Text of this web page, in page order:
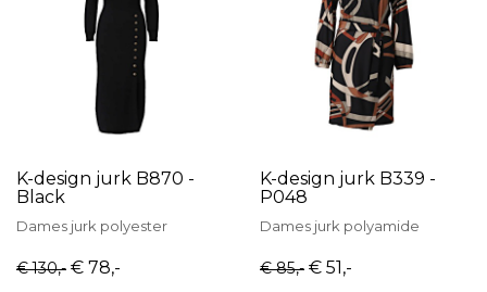
K-design jurk B870 -
Black
Dames jurk polyester
€ 130,- € 78,-
K-design jurk B339 -
P048
Dames jurk polyamide
€ 85,- € 51,-